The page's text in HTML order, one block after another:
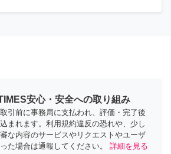
安心・安全への取り組み
引前に事務局に支払われ、評価・完了後
まれます。利用規約違反の恐れや、少し
な内容のサービスやリクエストやユーザ
た場合は通報してください。
詳細を見る